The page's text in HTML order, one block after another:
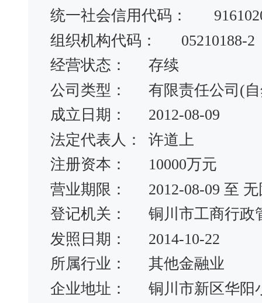
统一社会信用代码：
组织机构代码：
05210188-2
经营状态：
存续
公司类型：
有限责任公司(
成立日期：
2012-08-09
法定代表人：
许道上
注册资本：
10000万元
营业期限：
2012-08-09 至
登记机关：
铜川市工商行政
发照日期：
2014-10-22
所属行业：
其他金融业
企业地址：
铜川市新区华阳